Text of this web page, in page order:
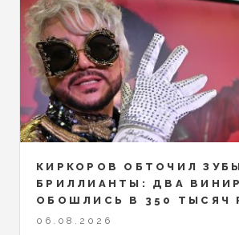
КИРКОРОВ ОБТОЧИЛ
БРИЛЛИАНТЫ: ДВА
ОБОШЛИСЬ В 350 ТЫСЯЧ
06.08.2026